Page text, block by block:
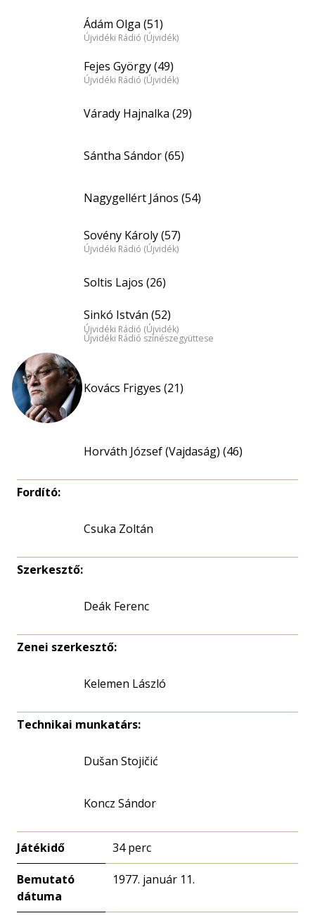
Ádám Olga (51)
Újvidéki Rádió (Újvidék)
Fejes György (49)
Újvidéki Rádió (Újvidék)
Várady Hajnalka (29)
Sántha Sándor (65)
Nagygellért János (54)
Sovény Károly (57)
Újvidéki Rádió (Újvidék)
Soltis Lajos (26)
Sinkó István (52)
Újvidéki Rádió (Újvidék)
Újvidéki Rádió színészegyüttese
Kovács Frigyes (21)
Horváth József (Vajdaság) (46)
Fordító:
Csuka Zoltán
Szerkesztő:
Deák Ferenc
Zenei szerkesztő:
Kelemen László
Technikai munkatárs:
Dušan Stojičić
Koncz Sándor
Játékidő 34 perc
Bemutató
dátuma
1977. január 11.